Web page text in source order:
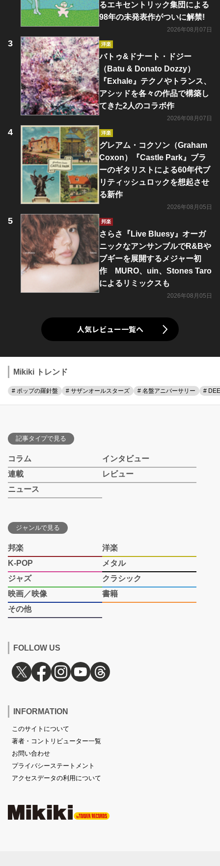
るエキセントリック集団による
98年の未発表作がついに解禁!
2026年08月07日
洋楽
バトゥ&ドナート・ドジー
（Batu & Donato Dozzy）
『Exhale』テクノやトランス、
アシッドを各々の作品で構築し
てきた2人のコラボ作
2026年08月07日
洋楽
グレアム・コクソン（Graham
Coxon）『Castle Park』ブラ
ーのギタリストによる60年代ブ
リティッシュロックを想起させ
る新作
2026年08月05日
邦楽
さらさ『Live Bluesy』オーガ
ニックなアンサンブルでR&Bや
ブギーを展開するメジャー初
作 MURO、uin、Stones Taro
によるリミックスも
2026年08月05日
人気レビュー一覧へ
Mikiki トレンド
# ポップの羅針盤 # サザンオールスターズ # 名盤アニバーサリー #
記事タイプで見る
コラム
インタビュー
連載
レビュー
ニュース
ジャンルで見る
邦楽
洋楽
K-POP
メタル
ジャズ
クラシック
映画／映像
書籍
その他
FOLLOW US
INFORMATION
このサイトについて
著者・コントリビューター一覧
お問い合わせ
プライバシーステートメント
アクセスデータの利用について